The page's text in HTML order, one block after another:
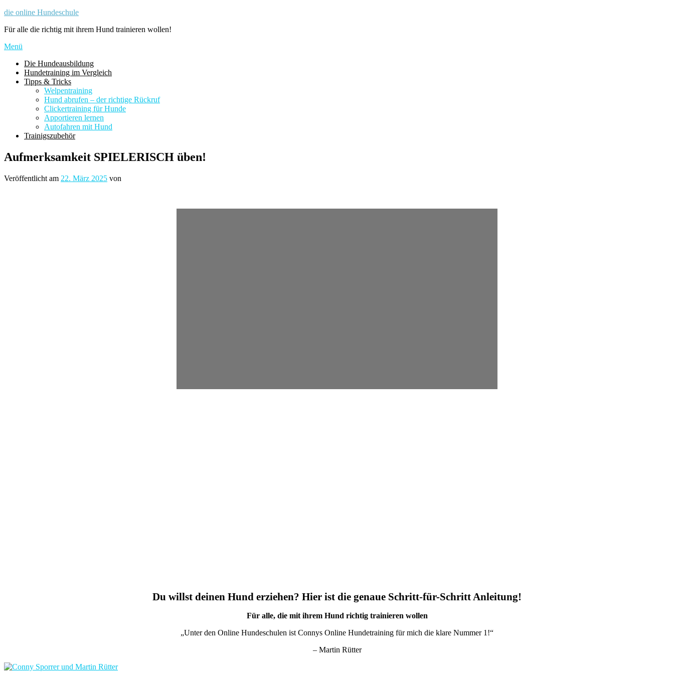
Zum
springen
die online Hundeschule
Für alle die richtig mit ihrem Hund trainieren wollen!
Menü
Die Hundeausbildung
Hundetraining im Vergleich
Tipps & Tricks
Welpentraining
Hund abrufen – der richtige Rückruf
Clickertraining für Hunde
Apportieren lernen
Autofahren mit Hund
Trainigszubehör
Aufmerksamkeit SPIELERISCH üben!
Veröffentlicht am 22. März 2025 von
Du willst deinen Hund erziehen? Hier ist die genaue Schritt-für-Schritt Anleitung!
Für alle, die mit ihrem Hund richtig trainieren wollen
„Unter den Online Hundeschulen ist Connys Online Hundetraining für mich die klare Nummer 1!“
– Martin Rütter